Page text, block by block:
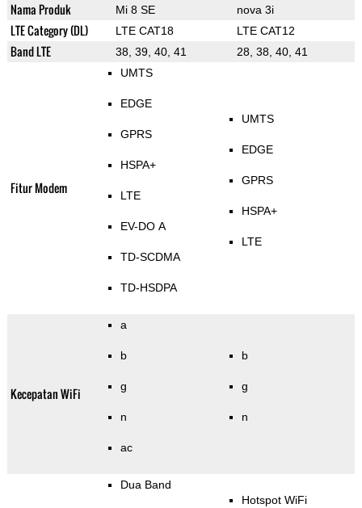
Nama Produk Mi 8 SE nova 3i
LTE Category (DL) LTE CAT18 LTE CAT12
Band LTE 38, 39, 40, 41 28, 38, 40, 41
Fitur Modem
UMTS
EDGE
GPRS
HSPA+
LTE
EV-DO A
TD-SCDMA
TD-HSDPA
UMTS
EDGE
GPRS
HSPA+
LTE
Kecepatan WiFi
a
b
g
n
ac
b
g
n
Dua Band
Hotspot WiFi